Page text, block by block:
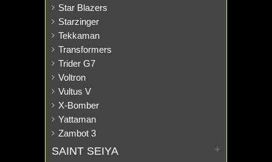
Star Blazers
Starzinger
Tekkaman
Transformers
Trider G7
Voltron
Vultus V
X-Bomber
Yattaman
Zambot 3
SAINT SEIYA